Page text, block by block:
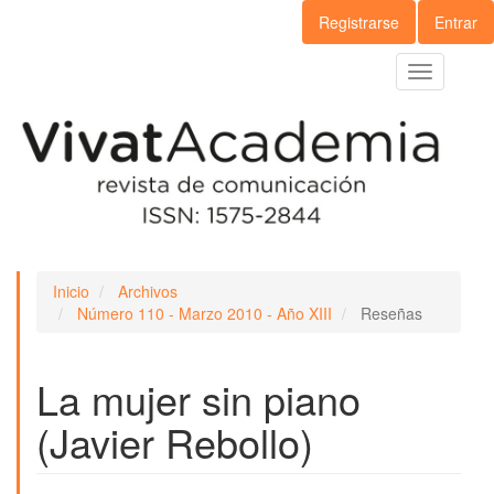
lateral
Registrarse Entrar
Toggle
navigation
Inicio
Archivos
Número 110 - Marzo 2010 - Año XIII
Reseñas
La mujer sin piano
(Javier Rebollo)